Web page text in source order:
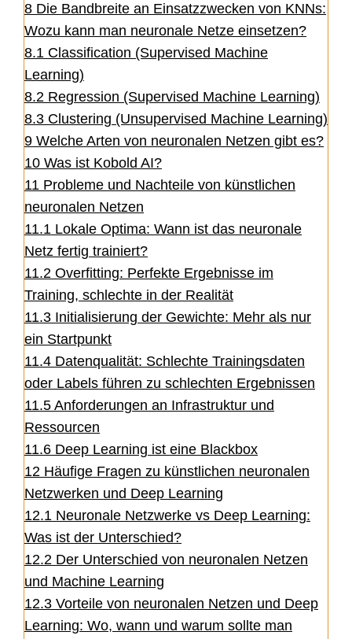
8 Die Bandbreite an Einsatzzwecken von KNNs:
Wozu kann man neuronale Netze einsetzen?
8.1 Classification (Supervised Machine
Learning)
8.2 Regression (Supervised Machine Learning)
8.3 Clustering (Unsupervised Machine Learning)
9 Welche Arten von neuronalen Netzen gibt es?
10 Was ist Kobold AI?
11 Probleme und Nachteile von künstlichen
neuronalen Netzen
11.1 Lokale Optima: Wann ist das neuronale
Netz fertig trainiert?
11.2 Overfitting: Perfekte Ergebnisse im
Training, schlechte in der Realität
11.3 Initialisierung der Gewichte: Mehr als nur
ein Startpunkt
11.4 Datenqualität: Schlechte Trainingsdaten
oder Labels führen zu schlechten Ergebnissen
11.5 Anforderungen an Infrastruktur und
Ressourcen
11.6 Deep Learning ist eine Blackbox
12 Häufige Fragen zu künstlichen neuronalen
Netzwerken und Deep Learning
12.1 Neuronale Netzwerke vs Deep Learning:
Was ist der Unterschied?
12.2 Der Unterschied von neuronalen Netzen
und Machine Learning
12.3 Vorteile von neuronalen Netzen und Deep
Learning: Wo, wann und warum sollte man